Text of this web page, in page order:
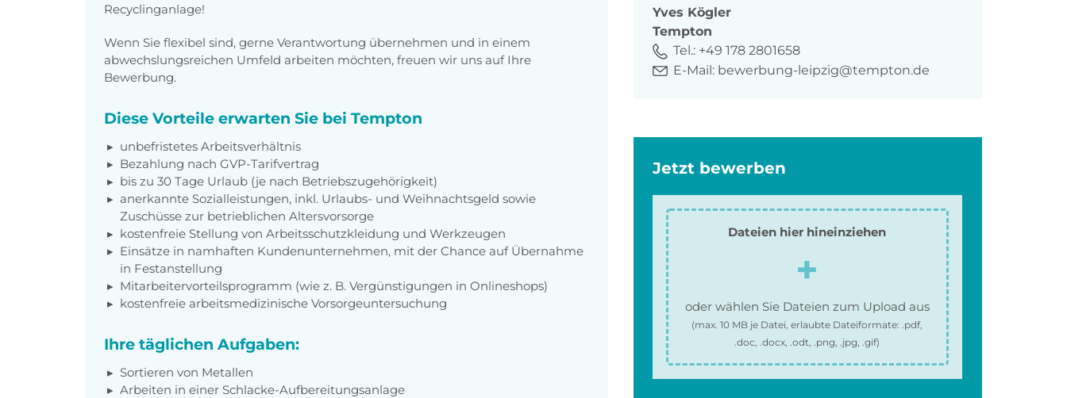
Recyclinganlage!
Wenn Sie flexibel sind, gerne Verantwortung übernehmen und in einem
abwechslungsreichen Umfeld arbeiten möchten, freuen wir uns auf Ihre
Bewerbung.
Diese Vorteile erwarten Sie bei Tempton
unbefristetes Arbeitsverhältnis
Bezahlung nach GVP-Tarifvertrag
bis zu 30 Tage Urlaub (je nach Betriebszugehörigkeit)
anerkannte Sozialleistungen, inkl. Urlaubs- und Weihnachtsgeld sowie
Zuschüsse zur betrieblichen Altersvorsorge
kostenfreie Stellung von Arbeitsschutzkleidung und Werkzeugen
Einsätze in namhaften Kundenunternehmen, mit der Chance auf Übernahme
in Festanstellung
Mitarbeitervorteilsprogramm (wie z. B. Vergünstigungen in Onlineshops)
kostenfreie arbeitsmedizinische Vorsorgeuntersuchung
Ihre täglichen Aufgaben:
Sortieren von Metallen
Arbeiten in einer Schlacke-Aufbereitungsanlage
Yves Kögler
Tempton
Tel.: +49 178 2801658
E-Mail: bewerbung-leipzig@tempton.de
Jetzt bewerben
Dateien hier hineinziehen
oder wählen Sie Dateien zum Upload aus
(max.10 MB je Datei, erlaubte Dateiformate:.pdf,
.doc, .docx, .odt, .png, .jpg, .gif)